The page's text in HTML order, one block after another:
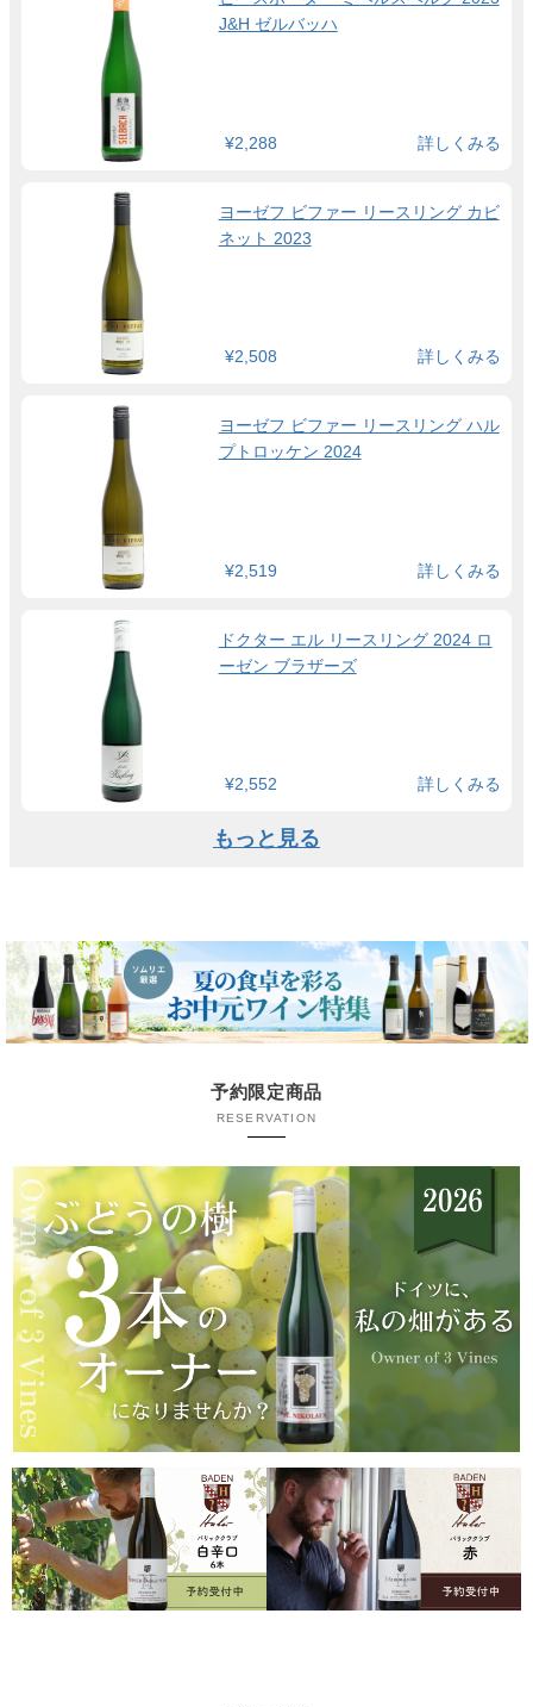
J&H ゼルバッハ
¥2,288 詳しくみる
ヨーゼフ ビファー リースリング カビ
ネット 2023
¥2,508 詳しくみる
ヨーゼフ ビファー リースリング ハル
プトロッケン 2024
¥2,519 詳しくみる
ドクター エル リースリング 2024 ロ
ーゼン ブラザーズ
¥2,552 詳しくみる
もっと見る
予約限定商品
RESERVATION